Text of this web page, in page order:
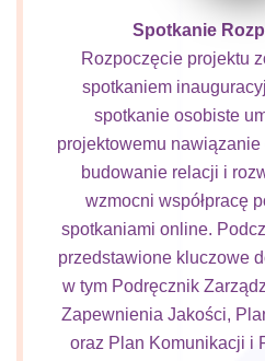
Spotkanie
Rozpoczęcie projektu
spotkaniem
spotkanie osobiste
projektowemu
budowanie relacji i
wzmocni współpracę
spotkaniami online.
przedstawione kluczowe
w tym Podręcznik
Zapewnienia Jakości,
oraz Plan Komunikacji i